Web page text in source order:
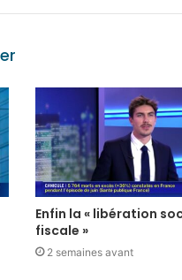
Enfin la « libération
fiscale »
2 semaines avant